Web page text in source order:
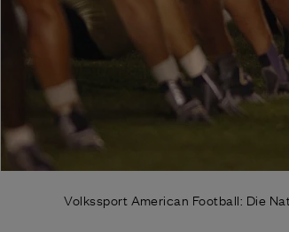
Volkssport American Football: Die